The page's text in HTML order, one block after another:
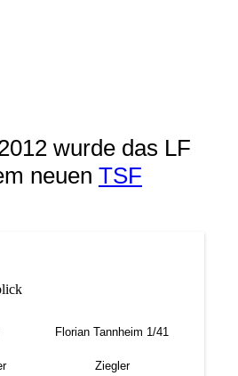
wurde das LF
neuen TSF
Florian Tannheim 1/41
Ziegler